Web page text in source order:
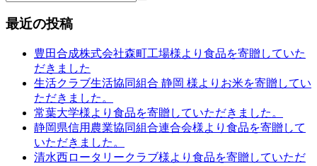
最近の投稿
豊田合成株式会社森町工場様より食品を寄贈していた
だきました
生活クラブ生活協同組合 静岡 様よりお米を寄贈してい
ただきました。
常葉大学様より食品を寄贈していただきました。
静岡県信用農業協同組合連合会様より食品を寄贈して
いただきました。
清水西ロータリークラブ様より食品を寄贈していただ